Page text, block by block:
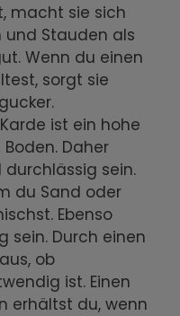
macht sie sich
und Stauden als
Wenn du einen
sorgt sie
ist ein hohe
Daher
sein.
du Sand oder
Ebenso
sein. Durch einen
ob
ist. Einen
erhältst du, wenn